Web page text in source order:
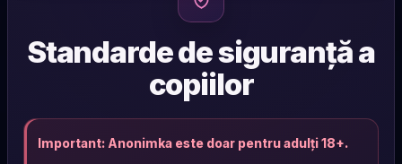
Standarde de siguranță a
copiilor
Important: Anonimka este doar pentru adulți 18+.